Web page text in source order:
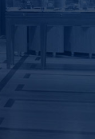
络优化升级公